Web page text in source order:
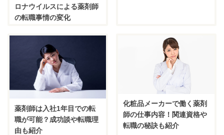
ロナウイルスによる薬剤師
の転職事情の変化
薬剤師は入社1年目での転
職が可能？成功談や転職理
由も紹介
化粧品メーカーで働く薬剤
師の仕事内容！関連資格や
転職の秘訣も紹介